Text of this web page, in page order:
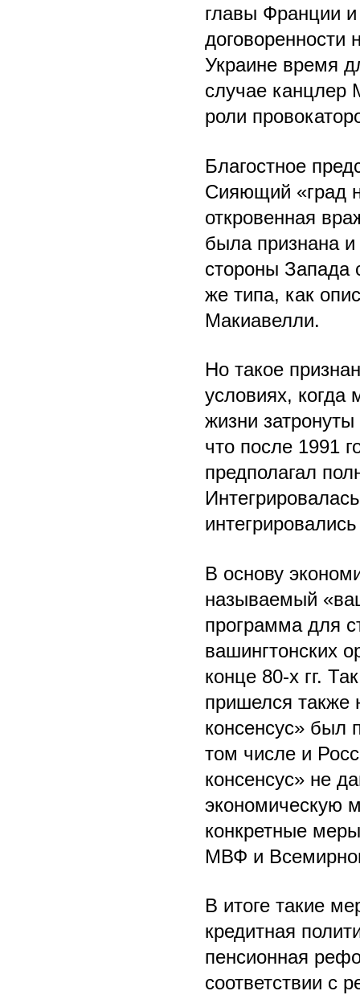
главы Франции
Украине время
случае канцлер
роли
Благостное
Сияющий «град
откровенная
была признана
стороны Запада
же типа, как
Макиавелли.
Но такое
условиях, когда
жизни
что после 1991
предполагал
В основу
называемый
программа для
вашингтонских
конце 80-х гг.
пришелся также
консенсус» был
том числе и
консенсус» не
экономическую
конкретные
МВФ и
В итоге такие
кредитная
пенсионная
соответствии с